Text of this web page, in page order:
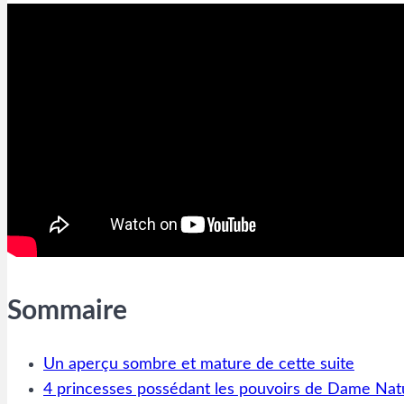
Sommaire
Un aperçu sombre et mature de cette suite
4 princesses possédant les pouvoirs de Dame